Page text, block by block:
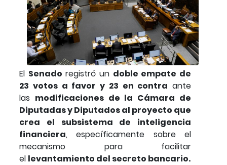
El Senado registró un doble empate de
23 votos a favor y 23 en contra ante
las modificaciones de la Cámara de
Diputadas y Diputados al proyecto que
crea el subsistema de inteligencia
financiera, específicamente sobre el
mecanismo para facilitar
el levantamiento del secreto bancario.